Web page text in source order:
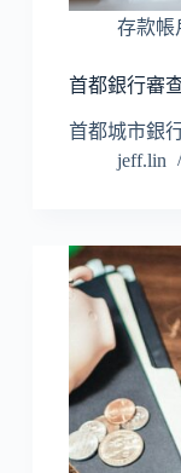
存款帳
首都銀行審
首都城市銀
jeff.lin